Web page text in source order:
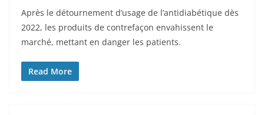
Après le détournement d’usage de l’antidiabétique dès
2022, les produits de contrefaçon envahissent le
marché, mettant en danger les patients.
Read More